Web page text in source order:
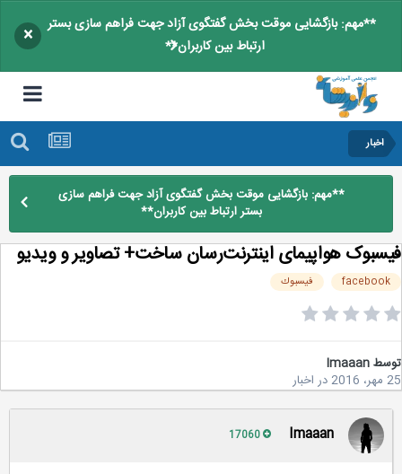
**مهم: بازگشایی موقت بخش گفتگوی آزاد جهت فراهم سازی بستر
ارتباط بین کاربران**
×
اخبار
**مهم: بازگشایی موقت بخش گفتگوی آزاد جهت فراهم سازی
بستر ارتباط بین کاربران**
هواپیمای اینترنت‌رسان ساخت+ تصاویر و ويديو
فيسبوك
Imaaan
دراخبار
Imaaan